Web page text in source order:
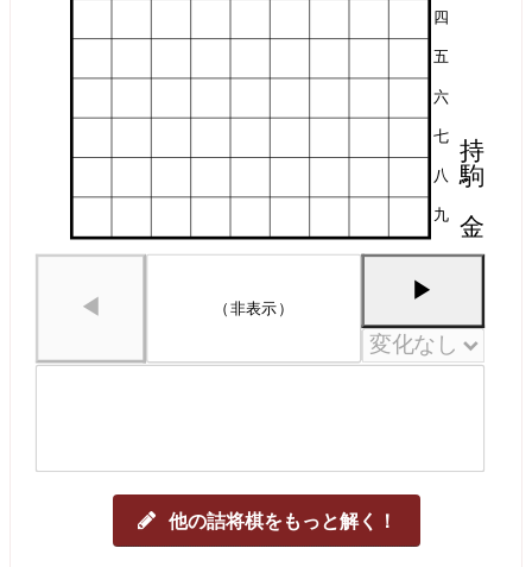
四
五
六
七
八
九 金
駒
持
◀ （非表示）
▶
他の詰将棋をもっと解く！